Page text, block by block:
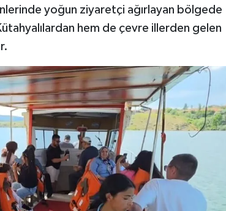
yoğun ziyaretçi ağırlayan bölgede
hem de çevre illerden gelen